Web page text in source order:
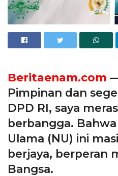
Beritaenam.com
Pimpinan dan
DPD RI, saya
berbangga.
Ulama (NU) ini
berjaya, berperan
Bangsa.